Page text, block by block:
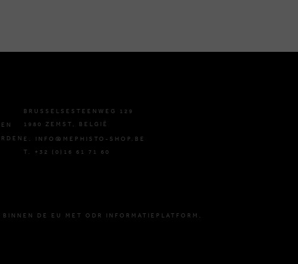
BRUSSELSESTEENWEG 129
1980 ZEMST, BELGIË
E. INFO@MEPHISTO-SHOP.BE
T. +32 (0)16 61 71 60
DE EU MET ODR INFORMATIEPLATFORM.